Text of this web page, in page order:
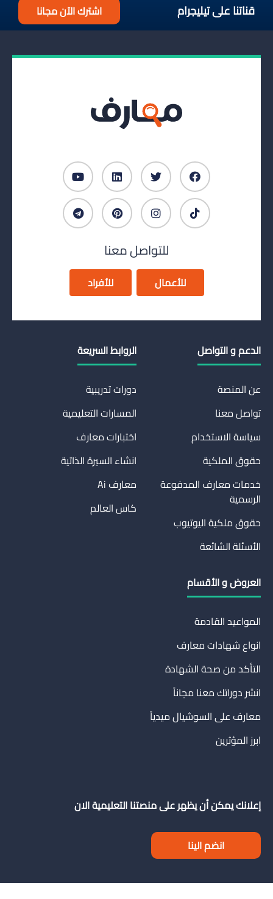
قناتنا على تيليجرام اشترك الآن مجانا
للتواصل معنا
للأعمال للأفراد
الدعم و التواصل
عن المنصة
تواصل معنا
سياسة الاستخدام
حقوق الملكية
خدمات معارف المدفوعة
الرسمية
حقوق ملكية اليوتيوب
الأسئلة الشائعة
الروابط السريعة
دورات تدريبية
المسارات التعليمية
اختبارات معارف
انشاء السيرة الذاتية
معارف Ai
كاس العالم
العروض و الأقسام
المواعيد القادمة
انواع شهادات معارف
التأكد من صحة الشهادة
انشر دوراتك معنا مجاناً
معارف على السوشيال ميدياً
ابرز المؤثرين
إعلانك يمكن أن يظهر على منصتنا التعليمية الان
انضم الينا